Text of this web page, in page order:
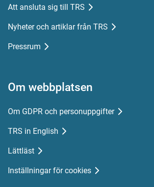
Att ansluta sig till TRS
Nyheter och artiklar från TRS
Pressrum
Om webbplatsen
Om GDPR och personuppgifter
TRS in English
Lättläst
Inställningar för cookies